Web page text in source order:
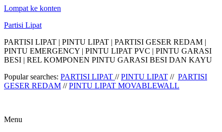
Lompat ke konten
Partisi Lipat
PARTISI LIPAT | PINTU LIPAT | PARTISI GESER REDAM |
PINTU EMERGENCY | PINTU LIPAT PVC | PINTU GARASI
BESI | REL KOMPONEN PINTU GARASI BESI DAN KAYU
Popular searches: PARTISI LIPAT //PINTU LIPAT // PARTISI
GESER REDAM //PINTU LIPAT MOVABLEWALL
Menu